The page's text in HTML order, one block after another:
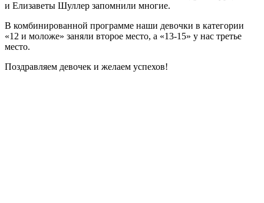
и Елизаветы Шуллер запомнили многие.
В комбинированной программе наши девочки в категории
«12 и моложе» заняли второе место, а «13-15» у нас третье
место.
Поздравляем девочек и желаем успехов!